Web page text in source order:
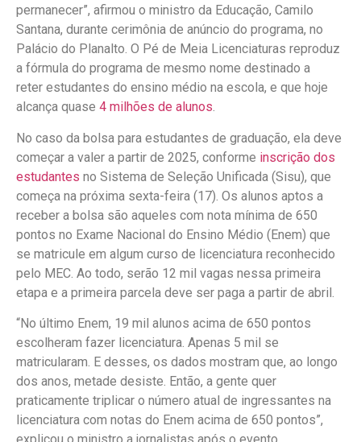
permanecer”, afirmou o ministro da Educação, Camilo
Santana, durante cerimônia de anúncio do programa, no
Palácio do Planalto. O Pé de Meia Licenciaturas reproduz
a fórmula do programa de mesmo nome destinado a
reter estudantes do ensino médio na escola, e que hoje
alcança quase 4 milhões de alunos.
No caso da bolsa para estudantes de graduação, ela deve
começar a valer a partir de 2025, conforme inscrição dos
estudantes no Sistema de Seleção Unificada (Sisu), que
começa na próxima sexta-feira (17). Os alunos aptos a
receber a bolsa são aqueles com nota mínima de 650
pontos no Exame Nacional do Ensino Médio (Enem) que
se matricule em algum curso de licenciatura reconhecido
pelo MEC. Ao todo, serão 12 mil vagas nessa primeira
etapa e a primeira parcela deve ser paga a partir de abril.
“No último Enem, 19 mil alunos acima de 650 pontos
escolheram fazer licenciatura. Apenas 5 mil se
matricularam. E desses, os dados mostram que, ao longo
dos anos, metade desiste. Então, a gente quer
praticamente triplicar o número atual de ingressantes na
licenciatura com notas do Enem acima de 650 pontos”,